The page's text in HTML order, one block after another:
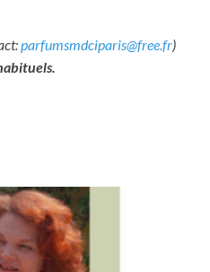
parfumsmdciparis@free.fr)